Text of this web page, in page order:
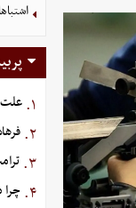
۱. علت
۲.
۳.
۴.